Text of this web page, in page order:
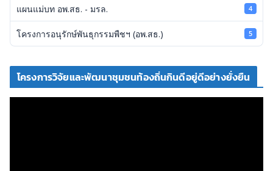
แผนแม่บท อพ.สธ. - มรล. 4
โครงการอนุรักษ์พันธุกรรมพืชฯ (อพ.สธ.) 5
โครงการวิจัยและพัฒนาชุมชนท้องถิ่นกินดีอยู่ดีอย่างยั่งยืน